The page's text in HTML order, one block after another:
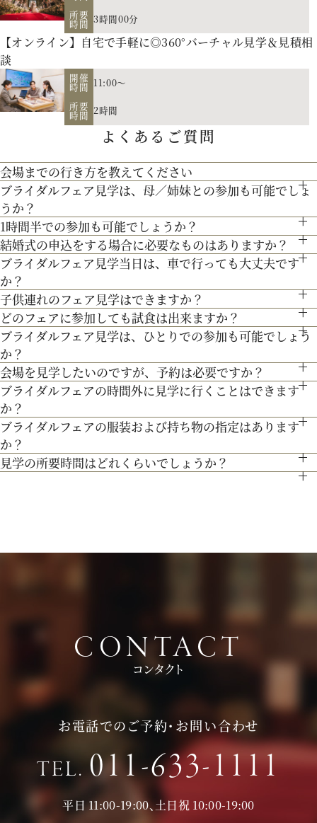
お二人の希望に合わせた挙式のスタイル（挙式のみ、披露
宴、パーティー等）や予算に応じたプランニングをさせていた
人気のテーマやトレンドを取り入れたアイディアをご紹介。
【北海道フレンチ】北海道の契約生産者さん直送の食材を使
用。アーティストのライブやイベントでもケータリング実績を
持つ貴田岡シェフの試食をお楽しみください！
最新のトレンドコーディネート体験が可能。
個性やテーマに合わせて素敵な空間を作り上げます！ウェディ
ングのテーマやお二人のこだわりを反映させたオリジナルの会
場コーディネートをお楽しみください。
200年の歴史ある厳かな雰囲気に包まれる大聖堂で、結婚式の
真髄を感じていただける見学ツアー。広大な空間と圧倒的な美
しさを誇る大聖堂で、神聖な儀式が執り行われる特別な場所
を、ぜひ実際にご体感ください♪
３Dプロジェクションマッピングを始め、先輩カップル絶賛の
最先端のウェディング演出の数々をご紹介。ゲストと楽しむ演
出、お姫様のように注目される演出、あなたの理想にあったも
のをご提案します。
所要
時間 3時間00分
【オンライン】自宅で手軽に◎360°バーチャル見学＆見積相
談
開催
時間 11:00～
所要
時間 2時間
よくあるご質問
会場までの行き方を教えてください
●お車でお越しの方へ JR札幌駅から約15分 地下鉄西28丁
目から約3分
●交通機関をご利用の方へ 地下鉄東西線「西28丁目」駅下
車 2番出口より徒歩約15分となっております。
ブライダルフェア見学は、母／姉妹との参加も可能でしょ
うか？
もちろん可能です。親御様やご家族との参加も歓迎しておりま
す。
1時間半での参加も可能でしょうか？
通常、会場見学と試食で3時間程となります。時間内で必要な
ご案内にてご対応させて頂きます。
結婚式の申込をする場合に必要なものはありますか？
お内金と印鑑をお持ちいただいております。都度、プランナー
よりご案内させて頂きますのでご安心ください。
ブライダルフェア見学当日は、車で行っても大丈夫です
か？
お車でお越しいただいても大丈夫です。その際は、会場併設の
無料駐車場をご利用下さい。
子供連れのフェア見学はできますか？
もちろん可能です。授乳室等もご用意しておりますのでご安心
ください。
また、お子様連れでのご来館が不安な場合は、オンライン相談
フェアもご検討下さい。
どのフェアに参加しても試食は出来ますか？
「試食」マークのついているフェアにて、シェフ厳選料理の無
料試食を行っております。
ブライダルフェア見学は、ひとりでの参加も可能でしょう
か？
もちろん可能です。おひとり様でのご見学も歓迎しておりま
す。
会場を見学したいのですが、予約は必要ですか？
予約制ではございませんが、予約の方優先でご案内をしており
ます。
事前にご予約頂けますとご希望の日時に見学確実かと存じます
ので、ブライダルフェアページより予約、またはお電話にてお
ブライダルフェアの時間外に見学に行くことはできます
か？
ブライダルフェア開催時間帯での参加が難しい場合は、お電話
にてお気軽にご相談下さい。
ブライダルフェアの服装および持ち物の指定はあります
か？
特に指定はございません。服装は普段着でお気軽にお越しく
見学の所要時間はどれくらいでしょうか？
ご試食やお見積もり・日程のご提示を含めて３時間程お時間を
CONTACT
コンタクト
お電話でのご予約・お問い合わせ
TEL. 011-633-1111
平日 11:00-19:00、土日祝 10:00-19:00